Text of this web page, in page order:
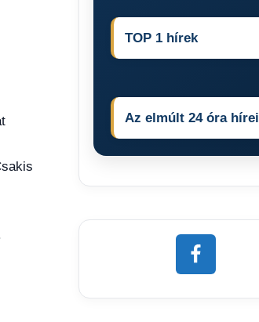
TOP 1 hírek
Az elmúlt 24 óra hírei